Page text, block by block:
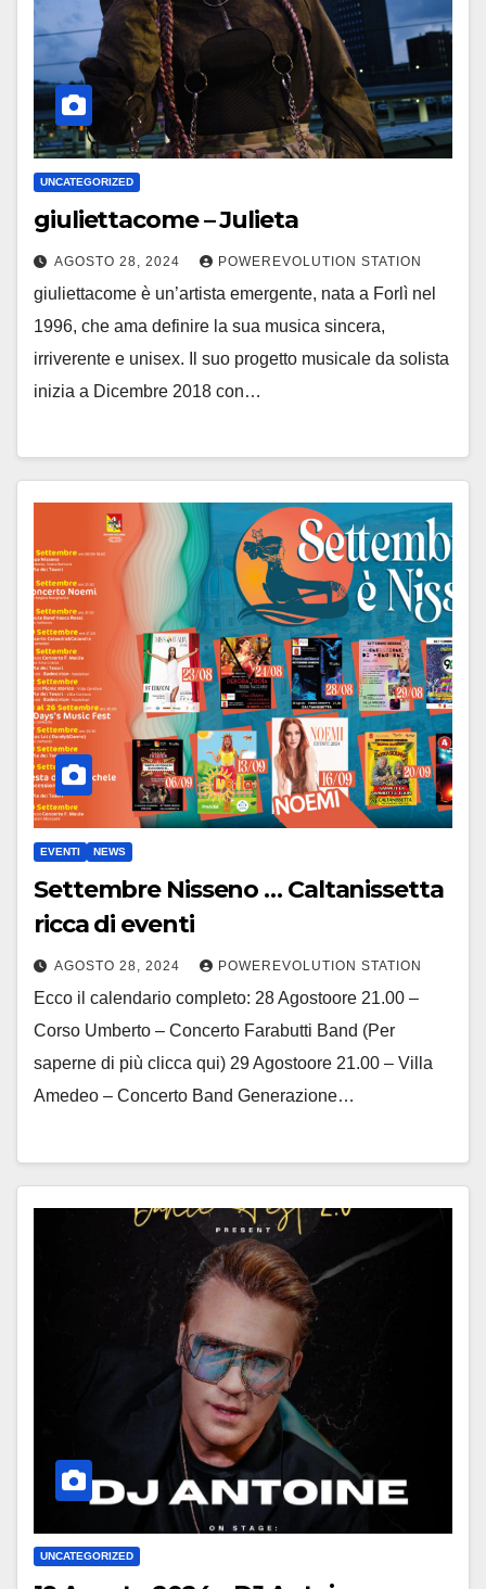
UNCATEGORIZED
giuliettacome – Julieta
AGOSTO 28, 2024 POWEREVOLUTION STATION
giuliettacome è un’artista emergente, nata a Forlì nel
1996, che ama definire la sua musica sincera,
irriverente e unisex. Il suo progetto musicale da solista
inizia a Dicembre 2018 con…
EVENTI NEWS
Settembre Nisseno … Caltanissetta
ricca di eventi
AGOSTO 28, 2024 POWEREVOLUTION STATION
Ecco il calendario completo: 28 Agostoore 21.00 –
Corso Umberto – Concerto Farabutti Band (Per
saperne di più clicca qui) 29 Agostoore 21.00 – Villa
Amedeo – Concerto Band Generazione…
UNCATEGORIZED